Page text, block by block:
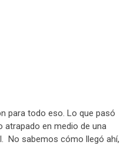
para todo eso. Lo que pasó
atrapado en medio de una
No sabemos cómo llegó ahí,